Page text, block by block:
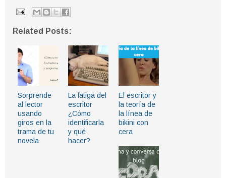
Related Posts:
Sorprende
al lector
usando
giros en la
trama de tu
novela
La fatiga del
escritor
¿Cómo
identificarla
y qué
hacer?
El escritor y
la teoría de
la línea de
bikini con
cera